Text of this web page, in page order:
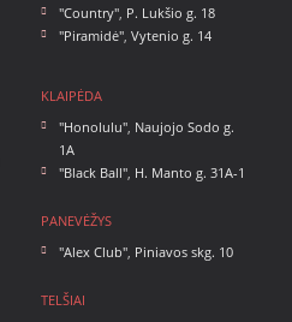
"Country", P. Lukšio g. 18
"Piramidė", Vytenio g. 14
KLAIPĖDA
"Honolulu", Naujojo Sodo g.
1A
"Black Ball", H. Manto g. 31A-1
PANEVĖŽYS
"Alex Club", Piniavos skg. 10
TELŠIAI